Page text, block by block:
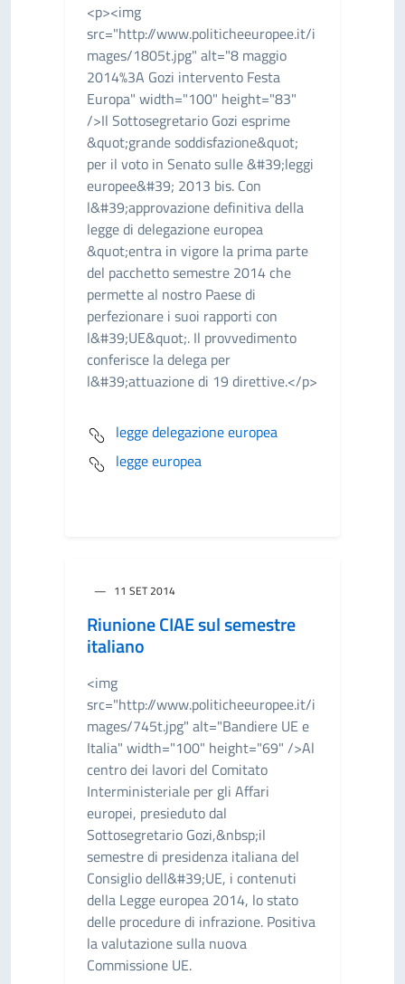
<p><img
src="http://www.politicheeuropee.it/i
mages/1805t.jpg" alt="8 maggio
2014%3A Gozi intervento Festa
Europa" width="100" height="83"
/>Il Sottosegretario Gozi esprime
&quot;grande soddisfazione&quot;
per il voto in Senato sulle &#39;leggi
europee&#39; 2013 bis. Con
l&#39;approvazione definitiva della
legge di delegazione europea
&quot;entra in vigore la prima parte
del pacchetto semestre 2014 che
permette al nostro Paese di
perfezionare i suoi rapporti con
l&#39;UE&quot;. Il provvedimento
conferisce la delega per
l&#39;attuazione di 19 direttive.</p>
legge delegazione europea
legge europea
11 SET 2014
Riunione CIAE sul semestre
italiano
<img
src="http://www.politicheeuropee.it/i
mages/745t.jpg" alt="Bandiere UE e
Italia" width="100" height="69" />Al
centro dei lavori del Comitato
Interministeriale per gli Affari
europei, presieduto dal
Sottosegretario Gozi,&nbsp;il
semestre di presidenza italiana del
Consiglio dell&#39;UE, i contenuti
della Legge europea 2014, lo stato
delle procedure di infrazione. Positiva
la valutazione sulla nuova
Commissione UE.